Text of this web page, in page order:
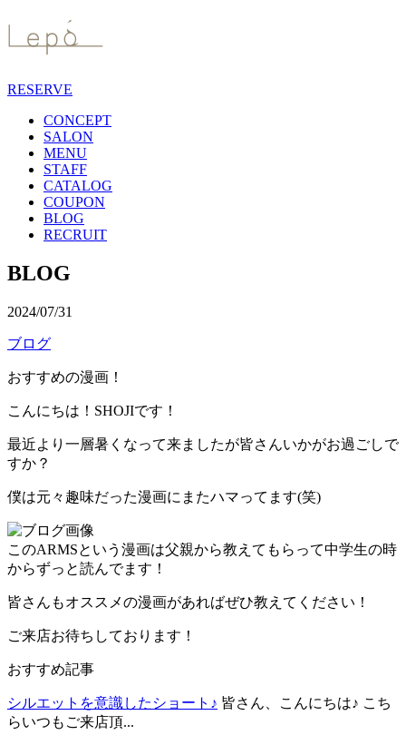
RESERVE
CONCEPT
SALON
MENU
STAFF
CATALOG
COUPON
BLOG
RECRUIT
BLOG
2024/07/31
ブログ
おすすめの漫画！
こんにちは！SHOJIです！
最近より一層暑くなって来ましたが皆さんいかがお過ごしで
すか？
僕は元々趣味だった漫画にまたハマってます(笑)
このARMSという漫画は父親から教えてもらって中学生の時
からずっと読んでます！
皆さんもオススメの漫画があればぜひ教えてください！
ご来店お待ちしております！
おすすめ記事
シルエットを意識したショート♪ 皆さん、こんにちは♪ こち
らいつもご来店頂...